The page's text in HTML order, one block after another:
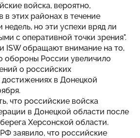
войска, вероятно,
в этих районах в течение
но эти успехи вряд ли
с оперативной точки зрения".
ISW обращают внимание на то,
обороны России увеличило
о российских
в Донецкой
что российские войска
в Донецкой области после
Херсонской области.
заявило, что российские